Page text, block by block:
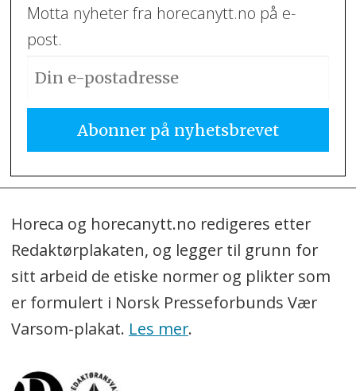
Motta nyheter fra horecanytt.no på e-
post.
Horeca og horecanytt.no redigeres etter
Redaktørplakaten, og legger til grunn for
sitt arbeid de etiske normer og plikter som
er formulert i Norsk Presseforbunds Vær
Varsom-plakat. Les mer.